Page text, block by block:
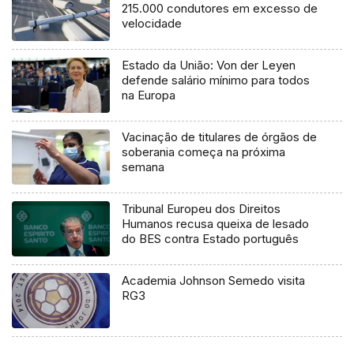
215.000 condutores em excesso de
velocidade
Estado da União: Von der Leyen
defende salário mínimo para todos
na Europa
Vacinação de titulares de órgãos de
soberania começa na próxima
semana
Tribunal Europeu dos Direitos
Humanos recusa queixa de lesado
do BES contra Estado português
Academia Johnson Semedo visita
RG3